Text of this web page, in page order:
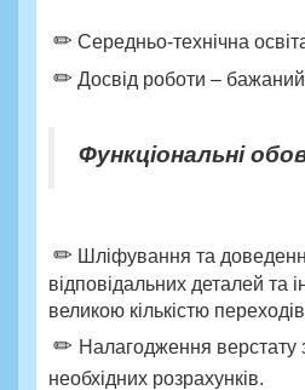
✏ Середньо-технічна
✏ Досвід роботи –
Функціональні
✏ Шліфування та
відповідальних деталей та
великою кількістю
✏ Налагодження верстату
необхідних розрахунків.